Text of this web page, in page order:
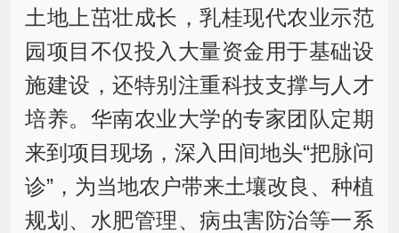
土地上茁壮成长，乳桂现代农业示范
园项目不仅投入大量资金用于基础设
施建设，还特别注重科技支撑与人才
培养。华南农业大学的专家团队定期
来到项目现场，深入田间地头“把脉问
诊”，为当地农户带来土壤改良、种植
规划、水肥管理、病虫害防治等一系